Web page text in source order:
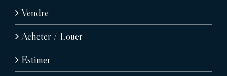
Vendre
Acheter / Louer
Estimer